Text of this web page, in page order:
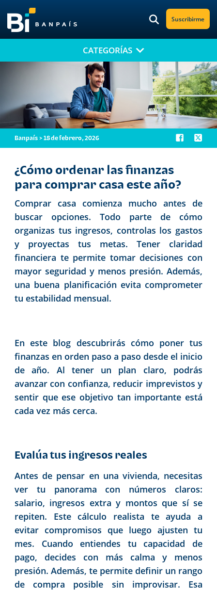
Suscribirme
¡No te pierdas nuestro nuevo contenido!
Suscríbete a nuestro blog y recibe mensualmente en tu correo
electrónico, las noticias más relevantes.
CATEGORÍAS
Banpaís > 18 de febrero, 2026
¿Cómo ordenar las finanzas
para comprar casa este año?
Comprar casa comienza mucho antes de
buscar opciones. Todo parte de cómo
organizas tus ingresos, controlas los gastos
y proyectas tus metas. Tener claridad
financiera te permite tomar decisiones con
mayor seguridad y menos presión. Además,
una buena planificación evita comprometer
tu estabilidad mensual.
En este blog descubrirás cómo poner tus
finanzas en orden paso a paso desde el inicio
de año. Al tener un plan claro, podrás
avanzar con confianza, reducir imprevistos y
sentir que ese objetivo tan importante está
cada vez más cerca.
Evalúa tus ingresos reales
Antes de pensar en una vivienda, necesitas
ver tu panorama con números claros:
salario, ingresos extra y montos que sí se
repiten. Este cálculo realista te ayuda a
evitar compromisos que luego ajusten tu
mes. Cuando entiendes tu capacidad de
pago, decides con más calma y menos
presión. Además, te permite definir un rango
de compra posible sin improvisar. Esa